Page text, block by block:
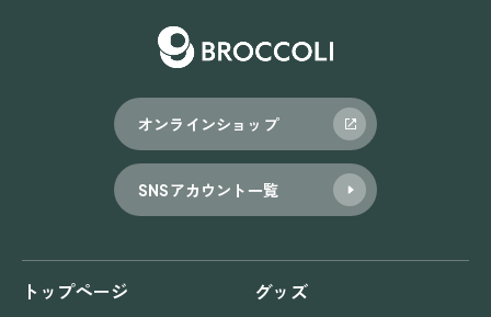
オンラインショップ
SNSアカウント一覧
トップページ
グッズ